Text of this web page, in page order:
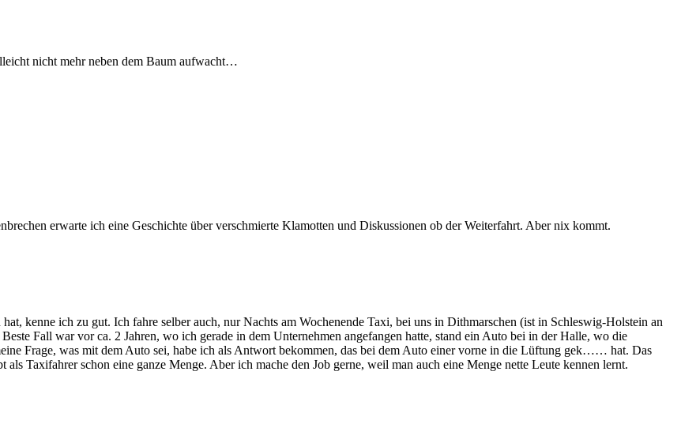
nicht mehr neben dem Baum aufwacht…
erwarte ich eine Geschichte über verschmierte Klamotten und Diskussionen ob der Weiterfahrt. Aber nix kommt.
kenne ich zu gut. Ich fahre selber auch, nur Nachts am Wochenende Taxi, bei uns in Dithmarschen (ist in Schleswig-Holstein an
Fall war vor ca. 2 Jahren, wo ich gerade in dem Unternehmen angefangen hatte, stand ein Auto bei in der Halle, wo die
Frage, was mit dem Auto sei, habe ich als Antwort bekommen, das bei dem Auto einer vorne in die Lüftung gek…… hat. Das
Taxifahrer schon eine ganze Menge. Aber ich mache den Job gerne, weil man auch eine Menge nette Leute kennen lernt.